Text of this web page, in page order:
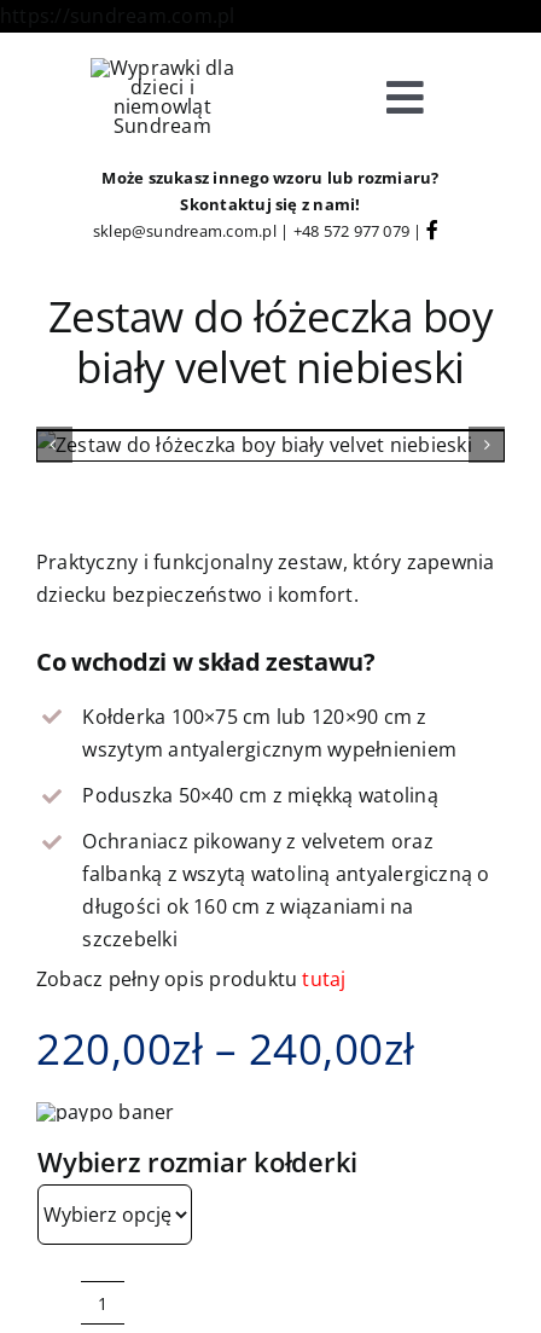
Toggle
Sklep
Strefa Klienta
Kontakt
Może szukasz innego wzoru lub rozmiaru?
Skontaktuj się z nami!
sklep@sundream.com.pl| +48 572 977 079 |
Zestaw do łóżeczka boy
biały velvet niebieski
Praktyczny i funkcjonalny zestaw, który zapewnia
dziecku bezpieczeństwo i komfort.
Co wchodzi w skład zestawu?
Kołderka 100×75 cm lub 120×90 cm z
wszytym antyalergicznym wypełnieniem
Poduszka 50×40 cm z miękką watoliną
Ochraniacz pikowany z velvetem oraz
falbanką z wszytą watoliną antyalergiczną o
długości ok 160 cm z wiązaniami na
szczebelki
Zobacz pełny opis produktututaj
220,00zł – 240,00zł
Wybierz rozmiar kołderki
ilość